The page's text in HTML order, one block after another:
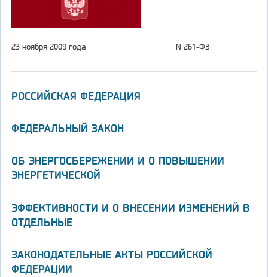
23 ноября 2009 года N 261-ФЗ
РОССИЙСКАЯ ФЕДЕРАЦИЯ
ФЕДЕРАЛЬНЫЙ ЗАКОН
ОБ ЭНЕРГОСБЕРЕЖЕНИИ И О ПОВЫШЕНИИ
ЭНЕРГЕТИЧЕСКОЙ
ЭФФЕКТИВНОСТИ И О ВНЕСЕНИИ ИЗМЕНЕНИЙ В
ОТДЕЛЬНЫЕ
ЗАКОНОДАТЕЛЬНЫЕ АКТЫ РОССИЙСКОЙ
ФЕДЕРАЦИИ